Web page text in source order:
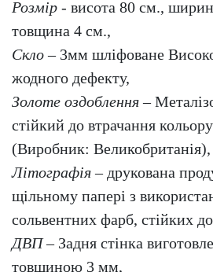
Розмір - висота 80 см.,
товщина 4 см.,
Скло– 3мм шліфоване
жодного дефекту,
Золоте оздоблення–
стійкий до втрачання
(Виробник: Великобританія),
Літографія– друкована
щільному папері з
сольвентних фарб, стійких
ДВП– Задня стінка
товщиною 3 мм,